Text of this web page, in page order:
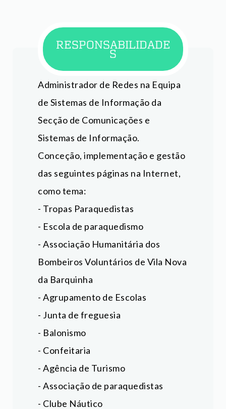
RESPONSABILIDADE
S
Administrador de Redes na Equipa
de Sistemas de Informação da
Secção de Comunicações e
Sistemas de Informação.
Conceção, implementação e gestão
das seguintes páginas na Internet,
como tema:
- Tropas Paraquedistas
- Escola de paraquedismo
- Associação Humanitária dos
Bombeiros Voluntários de Vila Nova
da Barquinha
- Agrupamento de Escolas
- Junta de freguesia
- Balonismo
- Confeitaria
- Agência de Turismo
- Associação de paraquedistas
- Clube Náutico